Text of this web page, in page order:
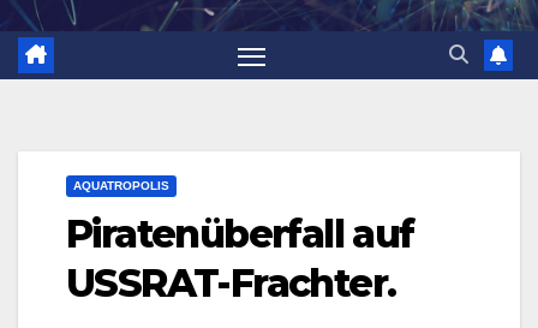
AQUATROPOLIS
Piratenüberfall auf
USSRAT-Frachter.